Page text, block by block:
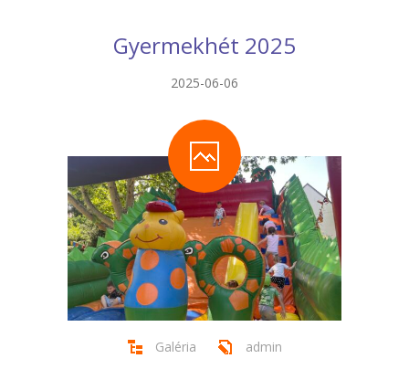
Gyermekhét 2025
2025-06-06
Galéria admin